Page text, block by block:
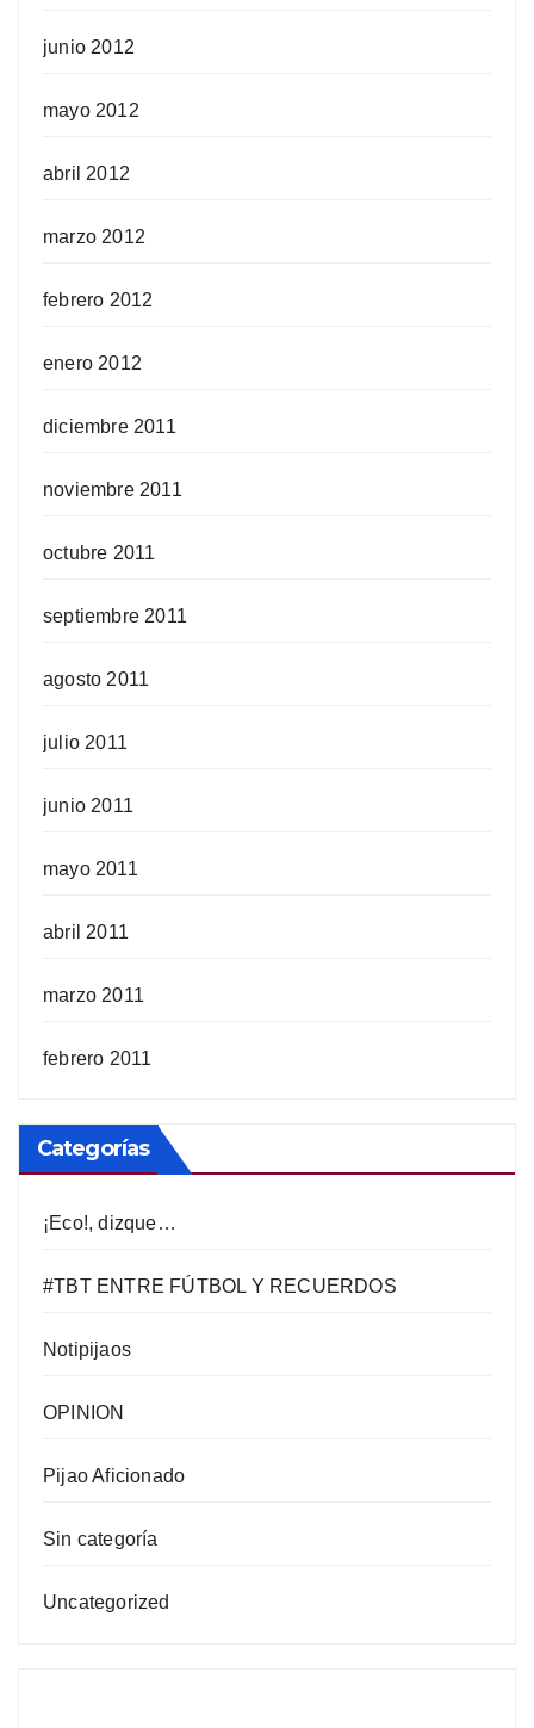
junio 2012
mayo 2012
abril 2012
marzo 2012
febrero 2012
enero 2012
diciembre 2011
noviembre 2011
octubre 2011
septiembre 2011
agosto 2011
julio 2011
junio 2011
mayo 2011
abril 2011
marzo 2011
febrero 2011
Categorías
¡Eco!, dizque…
#TBT ENTRE FÚTBOL Y RECUERDOS
Notipijaos
OPINION
Pijao Aficionado
Sin categoría
Uncategorized